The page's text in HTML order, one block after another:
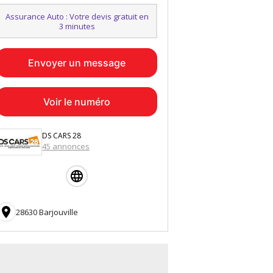
Assurance Auto : Votre devis gratuit en
3 minutes
Envoyer un message
Voir le numéro
DS CARS 28
45 annonces
 28630 Barjouville